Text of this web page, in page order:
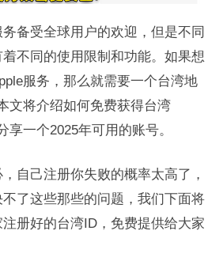
备受全球用户的欢迎，但是不同
不同的使用限制和功能。如果想
服务，那么就需要一个台湾地
文将介绍如何免费获得台湾
享一个2025年可用的账号。
自己注册你失败的概率太高了，
了这些那些的问题，我们下面将
册好的台湾ID，免费提供给大家